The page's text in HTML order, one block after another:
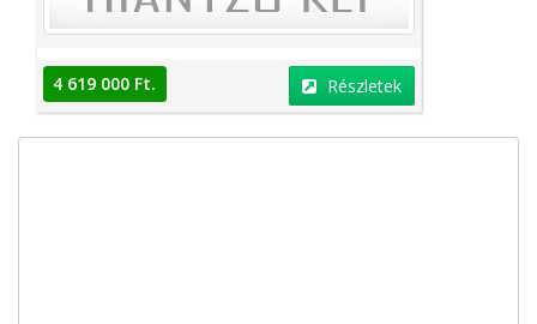
4 619 000 Ft. Részletek